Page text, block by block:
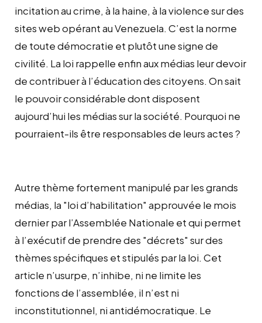
incitation au crime, à la haine, à la violence sur des
sites web opérant au Venezuela. C’est la norme
de toute démocratie et plutôt une signe de
civilité. La loi rappelle enfin aux médias leur devoir
de contribuer à l’éducation des citoyens. On sait
le pouvoir considérable dont disposent
aujourd’hui les médias sur la société. Pourquoi ne
pourraient-ils être responsables de leurs actes ?
Autre thème fortement manipulé par les grands
médias, la "loi d’habilitation" approuvée le mois
dernier par l’Assemblée Nationale et qui permet
à l’exécutif de prendre des "décrets" sur des
thèmes spécifiques et stipulés par la loi. Cet
article n’usurpe, n’inhibe, ni ne limite les
fonctions de l’assemblée, il n’est ni
inconstitutionnel, ni antidémocratique. Le